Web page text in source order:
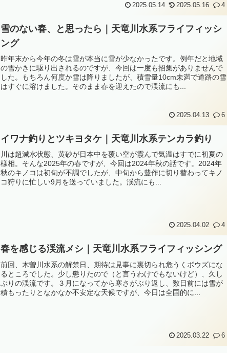
2025.05.14 2025.05.16 4
雪のない春、と思ったら｜天竜川水系フライフィッシ
ング
昨年末から今年の冬は雪が本当に雪が少なかったです。例年だと地域
の雪かきに駆り出されるのですが、今回は一度も招集がありませんで
した。もちろん何度か雪は降りましたが、積雪量10cm未満で道路の雪
はすぐに溶けました。そのまま春を迎えたので渓流にも...
2025.04.13 6
イワナ釣りとツキヨタケ｜天竜川水系テンカラ釣り
川は超減水状態、黄砂が日本中を覆い空が霞んで気温はすでに初夏の
様相。そんな2025年の春ですが、今回は2024年秋の話です。2024年
秋のキノコは初旬が不調でしたが、中旬から豊作に切り替わってキノ
コ狩りに忙しい9月を送っていました。渓流にも...
2025.04.02 4
春を感じる渓流メシ｜天竜川水系フライフィッシング
前回、木曽川水系の解禁日、期待は見事に裏切られ危うくボウズにな
るところでした。少し懲りたので（と言うわけでもないけど）、久し
ぶりの渓流です。３月になってから寒さがぶり返し、数日前には雪が
積もったりとなかなか不安定な天候ですが、今日は全国的に...
2025.03.22 6